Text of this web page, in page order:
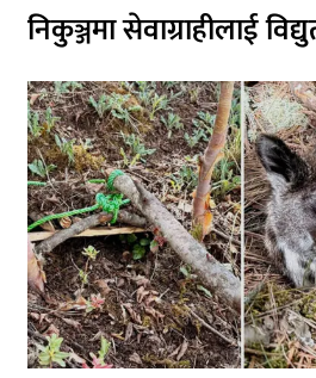
निकुञ्जमा सेवाग्राहीलाई